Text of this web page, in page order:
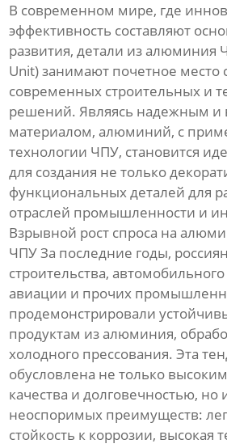
В современном мире, где
эффективность составляют
развития, детали из алюминия
Unit) занимают почетное место
современных строительных и
решений. Являясь надежным и
материалом, алюминий, с
технологии ЧПУ, становится
для создания не только
функциональных деталей для
отраслей промышленности и
Взрывной рост спроса на
ЧПУ За последние годы,
строительства,
авиации и прочих
продемонстрировали
продуктам из алюминия,
холодного прессования. Эта
обусловлена не только
качества и долговечностью, но
неоспоримых преимуществ:
стойкость к коррозии, высокая